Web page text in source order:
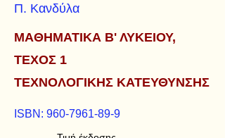
Π. Κανδύλα
ΜΑΘΗΜΑΤΙΚΑ Β' ΛΥΚΕΙΟΥ,
ΤΕΧΟΣ 1
ΤΕΧΝΟΛΟΓΙΚΗΣ ΚΑΤΕΥΘΥΝΣΗΣ
ISBN: 960-7961-89-9